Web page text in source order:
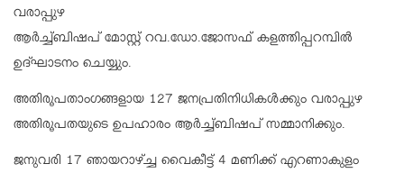
വരാപ്പുഴ
ആർച്ച്ബിഷപ് മോസ്റ്റ് റവ.ഡോ.ജോസഫ് കളത്തിപ്പറമ്പിൽ
ഉദ്ഘാടനം ചെയ്യും.
അതിരൂപതാംഗങ്ങളായ 127 ജനപ്രതിനിധികൾക്കും വരാപ്പുഴ
അതിരൂപതയുടെ ഉപഹാരം ആർച്ച്ബിഷപ് സമ്മാനിക്കും.
ജനുവരി 17 ഞായറാഴ്ച്ച വൈകീട്ട് 4 മണിക്ക് എറണാകുളം